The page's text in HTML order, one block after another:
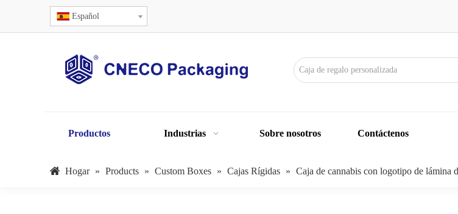
Español
Productos Industrias Sobre nosotros Contáctenos
Hogar » Products » Custom Boxes » Cajas Rígidas » Caja de cannabis con logotipo de lámina